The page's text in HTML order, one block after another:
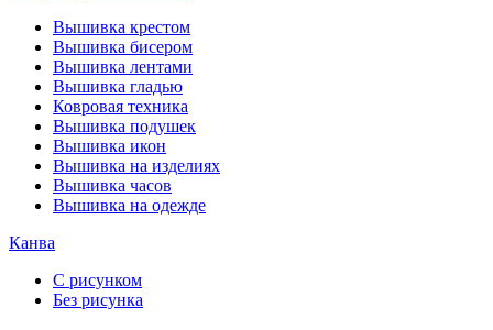
Вышивка крестом
Вышивка бисером
Вышивка лентами
Вышивка гладью
Ковровая техника
Вышивка подушек
Вышивка икон
Вышивка на изделиях
Вышивка часов
Вышивка на одежде
Канва
С рисунком
Без рисунка